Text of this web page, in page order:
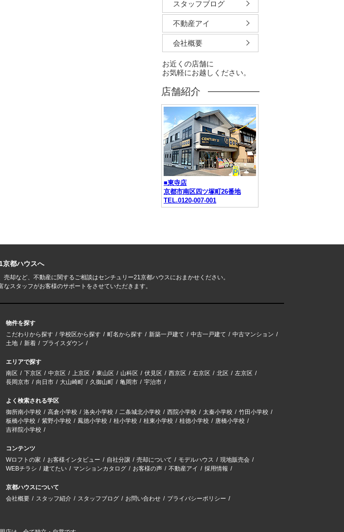
スタッフブログ
不動産アイ
会社概要
お近くの店舗に
お気軽にお越しください。
店舗紹介
■東寺店
京都市南区四ツ塚町26番地
TEL.0120-007-001
京都ハウスへ
却など、不動産に関するご相談はセンチュリー21京都ハウスにおまかせください。
スタッフがお客様のサポートをさせていただきます。
物件を探す
こだわりから探す
学校区から探す 町名から探す 新築一戸建て 中古一戸建て
中古マンション
土地
新着 プライスダウン
エリアで探す
南区
下京区 中京区 上京区 東山区 山科区 伏見区 西京区 右京区 北区
左京区
長岡京市
向日市 大山崎町 久御山町 亀岡市 宇治市
よく検索される学区
御所南小学校
高倉小学校 洛央小学校 二条城北小学校 西院小学校 太秦小学校
竹田小学校
板橋小学校
紫野小学校 鳳徳小学校 桂小学校 桂東小学校 桂徳小学校
唐橋小学校
吉祥院小学校
コンテンツ
Wロフトの家
お客様インタビュー 自社分譲 売却について モデルハウス
現地販売会
WEBチラシ
建てたい マンションカタログ お客様の声 不動産アイ 採用情報
京都ハウスについて
会社概要
スタッフ紹介 スタッフブログ お問い合わせ プライバシーポリシー